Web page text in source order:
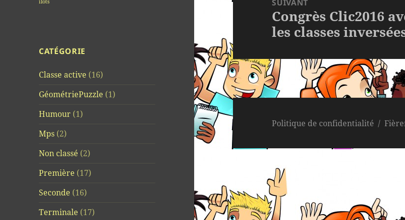
îlots
CATÉGORIE
Classe active (16)
GéométriePuzzle (1)
Humour (1)
Mps (2)
Non classé (2)
Première (17)
Seconde (16)
Terminale (17)
SUIVANT
Article
suivant :
Congrès Clic2016
les classes
Politique de confidentialité